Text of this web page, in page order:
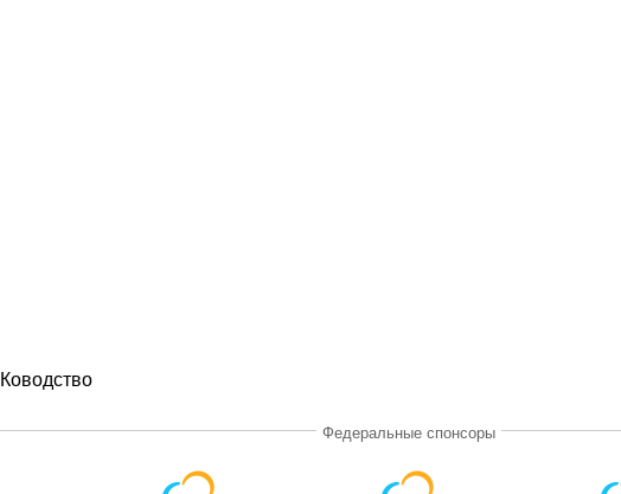
Ководство
Федеральные спонсоры